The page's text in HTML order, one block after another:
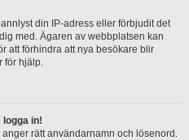
din IP-adress eller förbjudit det
med. Ägaren av webbplatsen kan
att förhindra att nya besökare blir
för hjälp.
in!
rätt användarnamn och lösenord.